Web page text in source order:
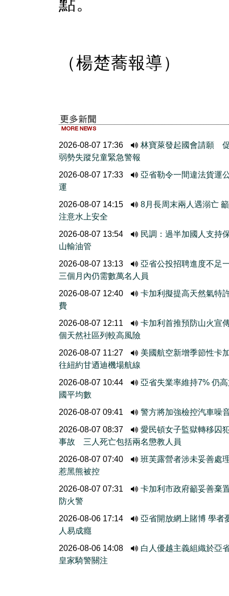
點。
（楊楚蕎報導）
2026-08-07 17:36
林寶萊發起國會請願
弱勢失蹤兒童緊急警報
2026-08-07 17:33
亞省勒令一間違法貨運
運
2026-08-07 14:15
8月長周末兩人遇溺亡
注意水上安全
2026-08-07 13:54
民調：過半加國人支持
山輸油管
2026-08-07 13:13
亞省公投招聘進度不
三個月內仍需數萬名人員
2026-08-07 12:40
卡加利擬提高天然氣特
費
2026-08-07 12:11
卡加利首推預防山火宣
個天然社區列較高風險
2026-08-07 11:27
美國航空新增季節性卡
往紐約甘迺迪機場航線
2026-08-07 10:44
亞省失業率維持7% 仍
國平均數
2026-08-07 09:41
警方將加強檢控汽車噪
2026-08-07 08:37
愛民頓女子監獄轉移囚
事故 三人死亡包括兩名懲教人員
2026-08-07 07:40
班芙露營者涉未妥善處
惹黑熊被控
2026-08-07 07:31
卡加利市政府籲妥善棄
防火警
2026-08-06 17:14
亞省開放網上賭博 學者
人易成癮
2026-08-06 14:08
白人優越主義組織於亞
皇家騎警關注